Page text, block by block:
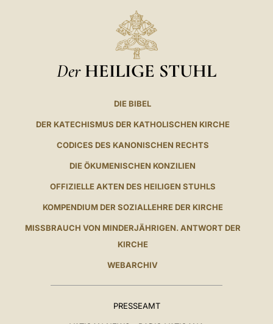
Der HEILIGE STUHL
DIE BIBEL
DER KATECHISMUS DER KATHOLISCHEN KIRCHE
CODICES DES KANONISCHEN RECHTS
DIE ÖKUMENISCHEN KONZILIEN
OFFIZIELLE AKTEN DES HEILIGEN STUHLS
KOMPENDIUM DER SOZIALLEHRE DER KIRCHE
MISSBRAUCH VON MINDERJÄHRIGEN. ANTWORT DER
KIRCHE
WEBARCHIV
PRESSEAMT